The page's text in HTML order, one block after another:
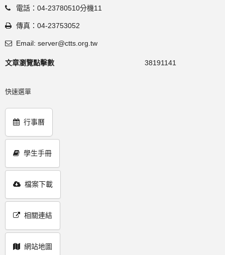
電話：04-23780510分機11
傳真：04-23753052
Email: server@ctts.org.tw
文章瀏覽點擊數 38191141
快速選單
行事曆
學生手冊
檔案下載
相關連結
網站地圖